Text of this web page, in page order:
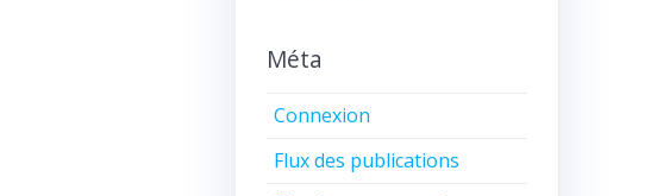
Méta
Connexion
Flux des publications